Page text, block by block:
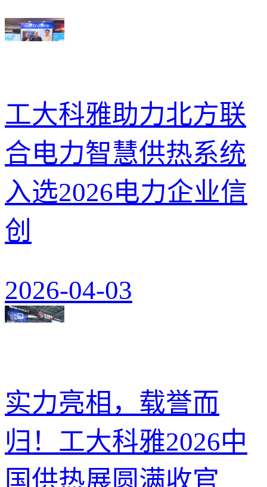
工大科雅助力北方联
合电力智慧供热系统
入选2026电力企业信
创
2026-04-03
实力亮相，载誉而
归！工大科雅2026中
国供热展圆满收官